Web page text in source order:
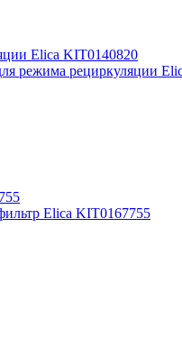
режима рециркуляции
Elica KIT0167755